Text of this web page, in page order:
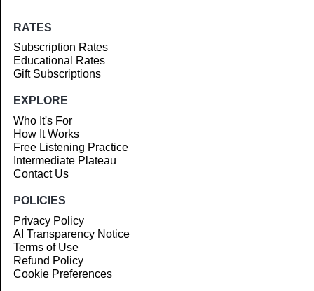
RATES
Subscription Rates
Educational Rates
Gift Subscriptions
EXPLORE
Who It's For
How It Works
Free Listening Practice
Intermediate Plateau
Contact Us
POLICIES
Privacy Policy
AI Transparency Notice
Terms of Use
Refund Policy
Cookie Preferences